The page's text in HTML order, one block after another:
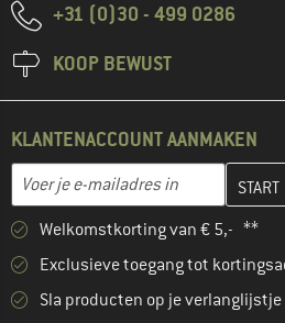
+31 (0)30 - 499 0286
KOOP BEWUST
KLANTENACCOUNT AANMAKEN
E-mailadres
Vul je e-mailadres hier in en maak
Welkomstkorting van € 5,- **
Exclusieve toegang tot
Sla producten op je verlanglijstje